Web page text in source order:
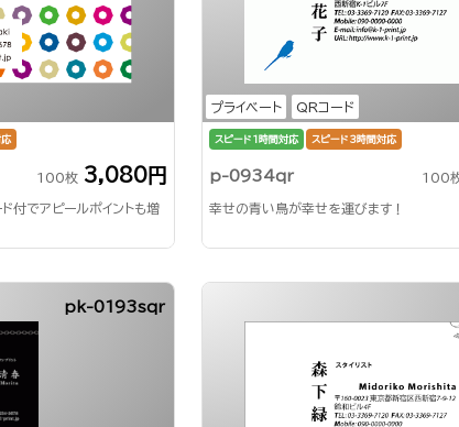
応
100枚 3,080円
付でアピールポイントも増
プライベート QRコード
スピード1時間対応 スピード3時間対応
p-0934qr 100
幸せの青い鳥が幸せを運びます！
pk-0193sqr